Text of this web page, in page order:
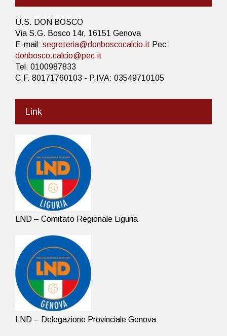
U.S. DON BOSCO
Via S.G. Bosco 14r, 16151 Genova
E-mail: segreteria@donboscocalcio.it Pec:
donbosco.calcio@pec.it
Tel: 0100987833
C.F. 80171760103 - P.IVA: 03549710105
Link
LND – Comitato Regionale Liguria
LND – Delegazione Provinciale Genova